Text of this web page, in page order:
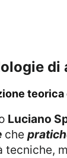
Luciano
che
tecniche,